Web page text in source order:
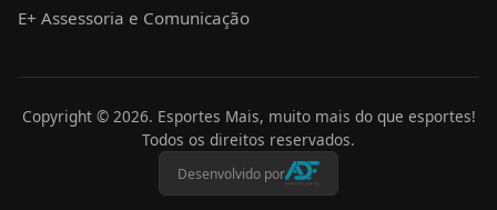
E+ Assessoria e Comunicação
Copyright © 2026. Esportes Mais, muito mais do que esportes!
Todos os direitos reservados.
Desenvolvido por